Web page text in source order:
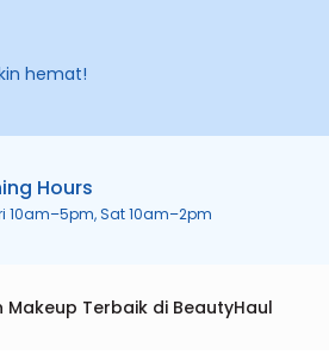
hemat!
Hours
10am–5pm, Sat 10am–2pm
Terbaik di BeautyHaul